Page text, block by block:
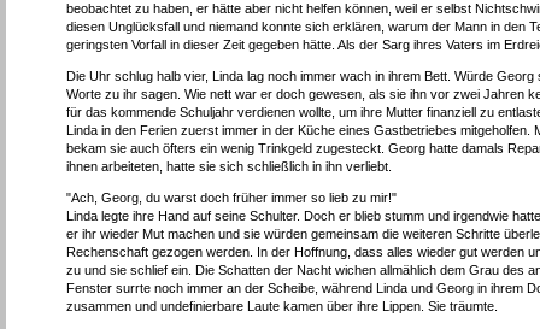
beobachtet zu haben, er hätte aber nicht helfen können, weil er selbst
diesen Unglücksfall und niemand konnte sich erklären, warum der Mann in
geringsten Vorfall in dieser Zeit gegeben hätte. Als der Sarg ihres Vaters im
Die Uhr schlug halb vier, Linda lag noch immer wach in ihrem Bett. Würde
Worte zu ihr sagen. Wie nett war er doch gewesen, als sie ihn vor zwei Jahren
für das kommende Schuljahr verdienen wollte, um ihre Mutter finanziell zu
Linda in den Ferien zuerst immer in der Küche eines Gastbetriebes
bekam sie auch öfters ein wenig Trinkgeld zugesteckt. Georg hatte damals
ihnen arbeiteten, hatte sie sich schließlich in ihn verliebt.
"Ach, Georg, du warst doch früher immer so lieb zu mir!"
Linda legte ihre Hand auf seine Schulter. Doch er blieb stumm und irgendwie
er ihr wieder Mut machen und sie würden gemeinsam die weiteren Schritte
Rechenschaft gezogen werden. In der Hoffnung, dass alles wieder gut werden
zu und sie schlief ein. Die Schatten der Nacht wichen allmählich dem Grau des
Fenster surrte noch immer an der Scheibe, während Linda und Georg in ihrem
zusammen und undefinierbare Laute kamen über ihre Lippen. Sie träumte.